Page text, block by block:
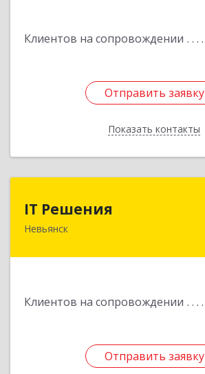
Клиентов на сопровождении
Отправить заявку
Показать контакты
Отправить заявку
Назад
IT Решения
Невьянск
Клиентов на сопровождении
Отправить заявку
Отправить заявку